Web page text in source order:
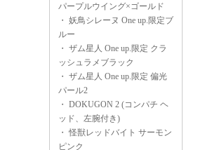
パープルウイング×ゴールド
・ 妖鳥シレーヌ One up.限定ブ
ルー
・ ザム星人 One up.限定 クラ
ッシュラメブラック
・ ザム星人 One up.限定 偏光
パール2
・ DOKUGON 2 (コンパチ ヘ
ッド、左腕付き)
・怪獣レッドバイト サーモン
ピンク